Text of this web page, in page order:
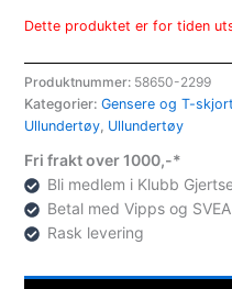
Dette produktet er for tiden
Produktnummer: 58650-2299
Kategorier:Gensere og T-
Ullundertøy Ullundertøy
Fri frakt over 1000,-*
Bli medlem i Klubb
Betal med Vipps og SVEA
Rask levering